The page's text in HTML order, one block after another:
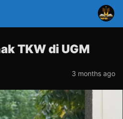
TKW di UGM
3 months ago